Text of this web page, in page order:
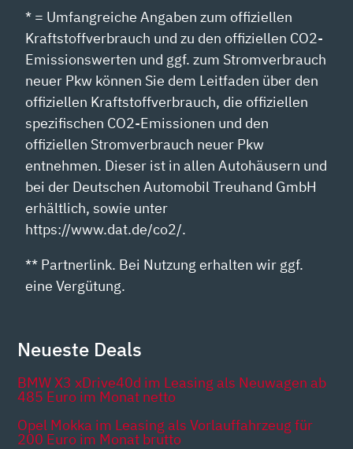
* = Umfangreiche Angaben zum offiziellen
Kraftstoffverbrauch und zu den offiziellen CO2-
Emissionswerten und ggf. zum Stromverbrauch
neuer Pkw können Sie dem Leitfaden über den
offiziellen Kraftstoffverbrauch, die offiziellen
spezifischen CO2-Emissionen und den
offiziellen Stromverbrauch neuer Pkw
entnehmen. Dieser ist in allen Autohäusern und
bei der Deutschen Automobil Treuhand GmbH
erhältlich, sowie unter
https://www.dat.de/co2/.
** Partnerlink. Bei Nutzung erhalten wir ggf.
eine Vergütung.
Neueste Deals
BMW X3 xDrive40d im Leasing als Neuwagen ab
485 Euro im Monat netto
Opel Mokka im Leasing als Vorlauffahrzeug für
200 Euro im Monat brutto